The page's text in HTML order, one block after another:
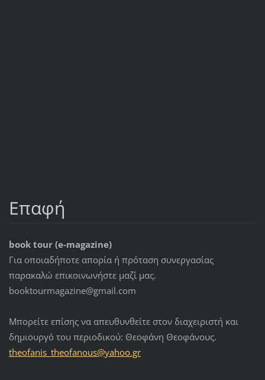
Επαφή
book tour (e-magazine)
Για οποιαδήποτε απορία ή πρόταση συνεργασίας
παρακαλώ επικοινωνήστε μαζί μας.
booktourmagazine@gmail.com
Μπορείτε επίσης να απευθυνθείτε στον διαχειριστή και
δημιουργό του περιοδικού: Θεοφάνη Θεοφάνους.
theofanis_theofanous@yahoo.gr